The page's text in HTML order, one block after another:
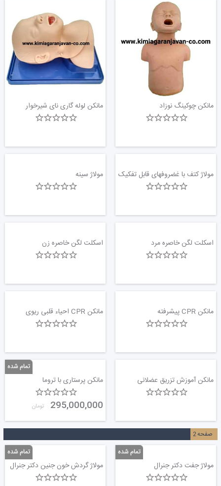
مانکن چوکینگ نوزاد مانکن لوله گاری نای شیرخوار
مولاژ کتف با غضروفهای قابل تفکیک مولاژ سینه
اسکلت لگن خاصره مرد اسکلت لگن خاصره زن
مانکن CPR پیشرفته مانکن CPR احیاء قلبی ریوی
مانکن آموزش تزریق عضلانی مانکن پرستاری با تروما
295,000,000 تومان
صفحه2
مولاژ جفت دکتر جنرال مولاژ گردش خون جنین دکتر جنرال